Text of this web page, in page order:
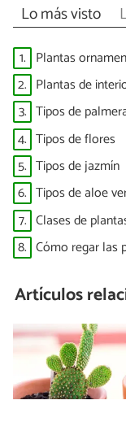
Lo más visto
1. Plantas
2. Plantas de
3. Tipos de
4. Tipos de flores
5. Tipos de jazmín
6. Tipos de aloe
7. Clases de
8. Cómo regar las
Artículos